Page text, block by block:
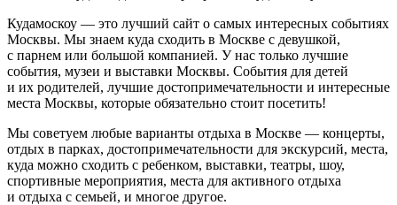
Кудамоскоу — это лучший сайт о самых интересных событиях
Москвы. Мы знаем куда сходить в Москве с девушкой,
с парнем или большой компанией. У нас только лучшие
события, музеи и выставки Москвы. События для детей
и их родителей, лучшие достопримечательности и интересные
места Москвы, которые обязательно стоит посетить!
Мы советуем любые варианты отдыха в Москве — концерты,
отдых в парках, достопримечательности для экскурсий, места,
куда можно сходить с ребенком, выставки, театры, шоу,
спортивные мероприятия, места для активного отдыха
и отдыха с семьей, и многое другое.